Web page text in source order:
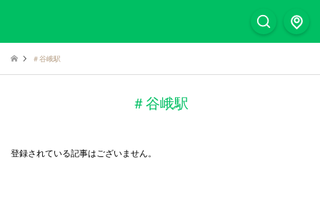
＃谷峨駅
＃谷峨駅
登録されている記事はございません。